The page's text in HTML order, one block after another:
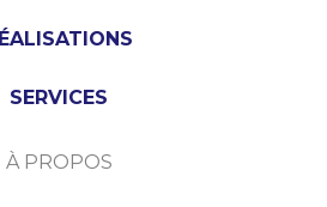
SERVICES
À PROPOS